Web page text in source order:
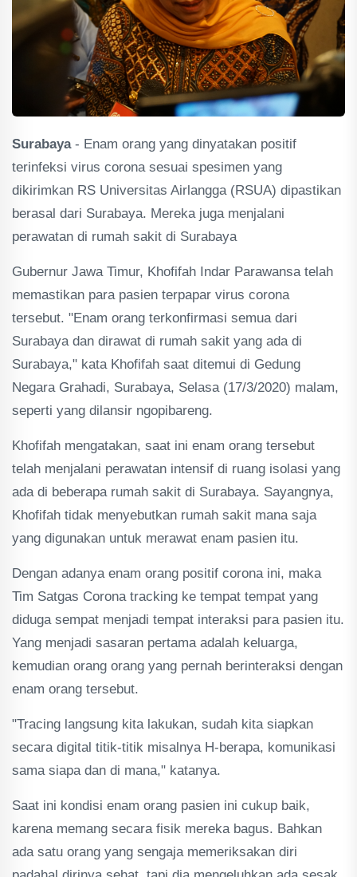
Surabaya- Enam orang yang dinyatakan positif
terinfeksi virus corona sesuai spesimen yang
dikirimkan RS Universitas Airlangga (RSUA) dipastikan
berasal dari Surabaya. Mereka juga menjalani
perawatan di rumah sakit di Surabaya
Gubernur Jawa Timur, Khofifah Indar Parawansa telah
memastikan para pasien terpapar virus corona
tersebut. "Enam orang terkonfirmasi semua dari
Surabaya dan dirawat di rumah sakit yang ada di
Surabaya," kata Khofifah saat ditemui di Gedung
Negara Grahadi, Surabaya, Selasa (17/3/2020) malam,
seperti yang dilansir ngopibareng.
Khofifah mengatakan, saat ini enam orang tersebut
telah menjalani perawatan intensif di ruang isolasi yang
ada di beberapa rumah sakit di Surabaya. Sayangnya,
Khofifah tidak menyebutkan rumah sakit mana saja
yang digunakan untuk merawat enam pasien itu.
Dengan adanya enam orang positif corona ini, maka
Tim Satgas Corona tracking ke tempat tempat yang
diduga sempat menjadi tempat interaksi para pasien itu.
Yang menjadi sasaran pertama adalah keluarga,
kemudian orang orang yang pernah berinteraksi dengan
enam orang tersebut.
"Tracing langsung kita lakukan, sudah kita siapkan
secara digital titik-titik misalnya H-berapa, komunikasi
sama siapa dan di mana," katanya.
Saat ini kondisi enam orang pasien ini cukup baik,
karena memang secara fisik mereka bagus. Bahkan
ada satu orang yang sengaja memeriksakan diri